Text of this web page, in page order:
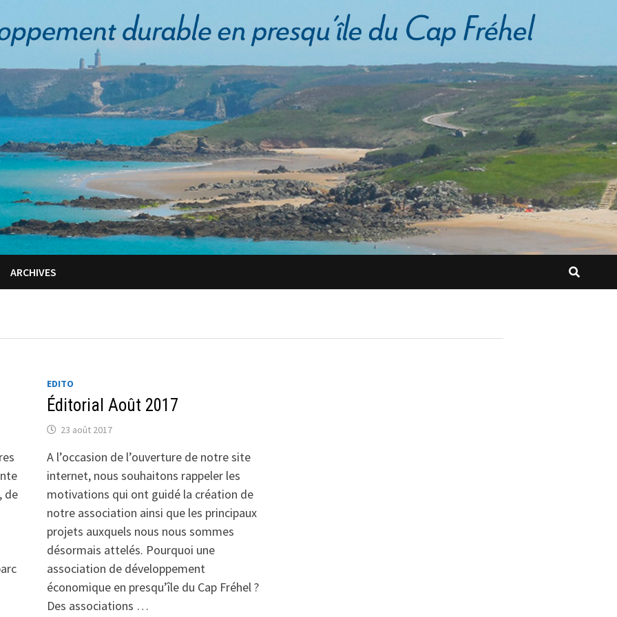
ARCHIVES
de
EDITO
Éditorial Août 2017
23 août 2017
A l’occasion de l’ouverture de notre site
internet, nous souhaitons rappeler les
motivations qui ont guidé la création de
notre association ainsi que les principaux
projets auxquels nous nous sommes
désormais attelés. Pourquoi une
association de développement
économique en presqu’île du Cap Fréhel ?
Des associations …